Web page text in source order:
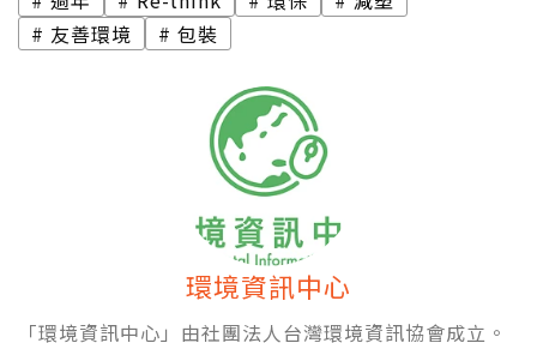
友善環境
包裝
環境資訊中心
「環境資訊中心」由社團法人台灣環境資訊協會成立。